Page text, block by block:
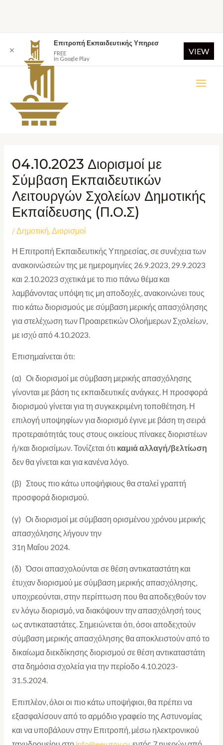
04.10.2023 Διορισμοί με
Σύμβαση Εκπαιδευτικών
Λειτουργών Σχολείων Δημοτικής
Εκπαίδευσης (Π.Ο.Σ)
/Δημοτική,Διορισμοί
Η Επιτροπή Εκπαιδευτικής Υπηρεσίας, σε συνέχεια των
ανακοινώσεών της με ημερομηνίες 26.9.2023, 29.9.2023
και 2.10.2023 σχετικά με το πιο πάνω θέμα και
λαμβάνοντας υπόψη τις μη αποδοχές, ανακοινώνει τους
πιο κάτω διορισμούς με σύμβαση μερικής απασχόλησης
για στελέχωση των Προαιρετικών Ολοήμερων Σχολείων,
με ισχύ από 4.10.2023.
Επισημαίνεται ότι:
(α) Οι διορισμοί με σύμβαση μερικής απασχόλησης
γίνονται με βάση τις εκπαιδευτικές ανάγκες. Η προσφορά
διορισμού γίνεται για τη συγκεκριμένη τοποθέτηση. Η
επιλογή υποψηφίων για διορισμό έγινε με βάση τη σειρά
προτεραιότητάς τους στους οικείους πίνακες διοριστέων
ή/και διορισίμων. Τονίζεται ότι καμιά αλλαγή/βελτίωση
δεν θα γίνεται και για κανένα λόγο.
(β) Στους πιο κάτω υποψήφιους θα σταλεί γραπτή
προσφορά διορισμού.
(γ) Οι διορισμοί με σύμβαση ορισμένου χρόνου μερικής
απασχόλησης λήγουν την
31η Μαΐου 2024.
(δ) Όσοι απασχολούνται σε θέση αντικαταστάτη και
έτυχαν διορισμού με σύμβαση μερικής απασχόλησης,
υποχρεούνται, στην περίπτωση που θα αποδεχθούν τον
εν λόγω διορισμό, να διακόψουν την απασχόλησή τους
ως αντικαταστάτες. Σημειώνεται ότι, όσοι αποδεχτούν
σύμβαση μερικής απασχόλησης θα αποκλειστούν από το
δικαίωμα διεκδίκησης διορισμού σε θέση αντικαταστάτη
στα δημόσια σχολεία για την περίοδο 4.10.2023-
31.5.2024.
Επιπλέον, όλοι οι πιο κάτω υποψήφιοι, θα πρέπει να
εξασφαλίσουν από το αρμόδιο γραφείο της Αστυνομίας
και να υποβάλουν στην Επιτροπή, μέσω ηλεκτρονικού
✕
Επιτροπή Εκπαιδευτικής Υπηρεσ
FREE
In Google Play
VIEW